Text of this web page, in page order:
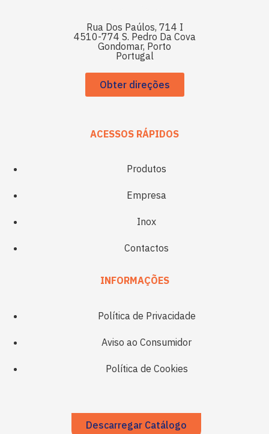
Rua Dos Paúlos, 714 I
4510-774 S. Pedro Da Cova
Gondomar, Porto
Portugal
Obter direções
ACESSOS RÁPIDOS
Produtos
Empresa
Inox
Contactos
INFORMAÇÕES
Política de Privacidade
Aviso ao Consumidor
Política de Cookies
Descarregar Catálogo